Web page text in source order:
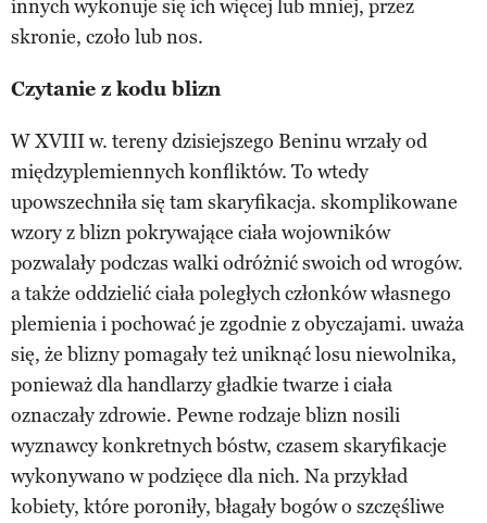
innych wykonuje się ich więcej lub mniej, przez
skronie, czoło lub nos.
Czytanie z kodu blizn
W XVIII w. tereny dzisiejszego Beninu wrzały od
międzyplemiennych konfliktów. To wtedy
upowszechniła się tam skaryfikacja. skomplikowane
wzory z blizn pokrywające ciała wojowników
pozwalały podczas walki odróżnić swoich od wrogów.
a także oddzielić ciała poległych członków własnego
plemienia i pochować je zgodnie z obyczajami. uważa
się, że blizny pomagały też uniknąć losu niewolnika,
ponieważ dla handlarzy gładkie twarze i ciała
oznaczały zdrowie. Pewne rodzaje blizn nosili
wyznawcy konkretnych bóstw, czasem skaryfikacje
wykonywano w podzięce dla nich. Na przykład
kobiety, które poroniły, błagały bogów o szczęśliwe